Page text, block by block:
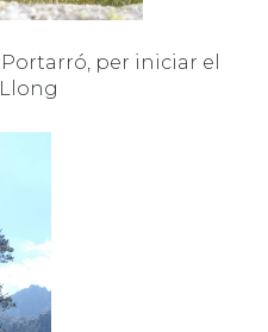
per iniciar el